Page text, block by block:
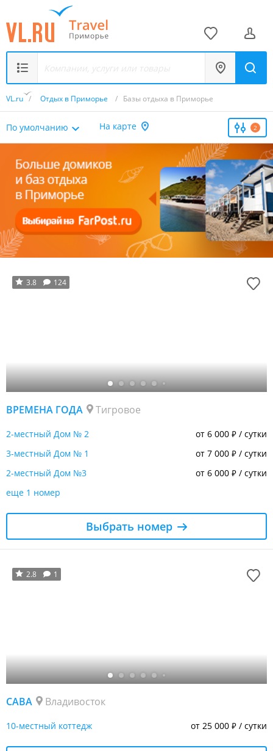
VL.ru / Отдых в Приморье / Базы отдыха в Приморье
По умолчанию На карте 2
3.8 124
ВРЕМЕНА ГОДА Тигровое
2-местный Дом № 2 от 6 000 ₽ / сутки
3-местный Дом № 1
от 7 000 ₽ / сутки
2-местный Дом №3
от 6 000 ₽ / сутки
еще 1 номер
Выбрать номер
2.8 1
САВА Владивосток
10-местный коттедж от 25 000 ₽ / сутки